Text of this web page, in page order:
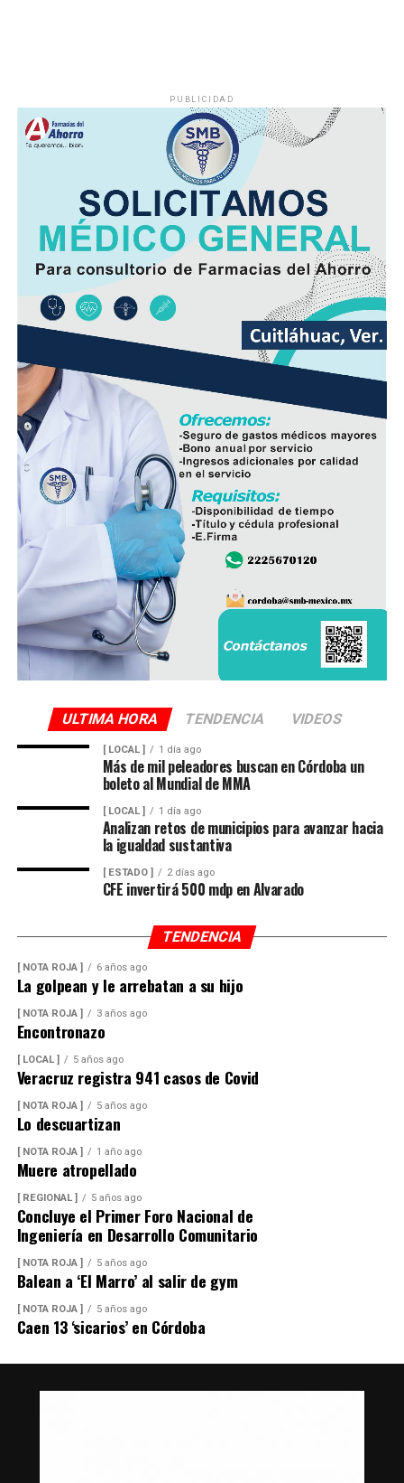
Dulce María Alducin Vallejo, habitante de la comunidad,
explicó que la petición fue presentada ante las
autoridades municipales y que, tras las gestiones
realizadas en conjunto con Hidrosistema, fue posible
concretar la obra que hoy permite mejorar el
suministro.
Además de incrementar la capacidad de conducción, la
nueva infraestructura incorpora válvulas y materiales de
mayor resistencia, lo que permitirá mantener una mejor
operación del sistema y disminuir las afectaciones
derivadas de fallas en la red.
Con esta ampliación, las autoridades municipales buscan
fortalecer la infraestructura hidráulica en las
comunidades rurales y mejorar el acceso al agua potable
para cientos de familias que durante años enfrentaron
un servicio irregular.
PUBLICIDAD
ULTIMA HORA TENDENCIA VIDEOS
[ LOCAL ] 1 día ago
Más de mil peleadores buscan en Córdoba un
boleto al Mundial de MMA
[ LOCAL ] 1 día ago
Analizan retos de municipios para avanzar hacia
la igualdad sustantiva
[ ESTADO ] 2 días ago
CFE invertirá 500 mdp en Alvarado
TENDENCIA
[ NOTA ROJA ] 6 años ago
La golpean y le arrebatan a su hijo
[ NOTA ROJA ] 3 años ago
Encontronazo
[ LOCAL ] 5 años ago
Veracruz registra 941 casos de Covid
[ NOTA ROJA ] 5 años ago
Lo descuartizan
[ NOTA ROJA ] 1 año ago
Muere atropellado
[ REGIONAL ] 5 años ago
Concluye el Primer Foro Nacional de
Ingeniería en Desarrollo Comunitario
[ NOTA ROJA ] 5 años ago
Balean a ‘El Marro’ al salir de gym
[ NOTA ROJA ] 5 años ago
Caen 13 ‘sicarios’ en Córdoba